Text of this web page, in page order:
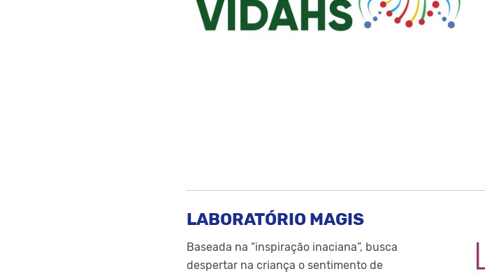
LABORATÓRIO MAGIS
Baseada na “inspiração inaciana”, busca
despertar na criança o sentimento de